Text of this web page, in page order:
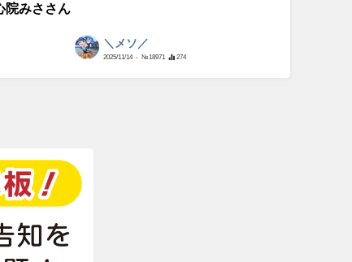
院みささん
＼メソ／
2025/11/14 - №18971 274